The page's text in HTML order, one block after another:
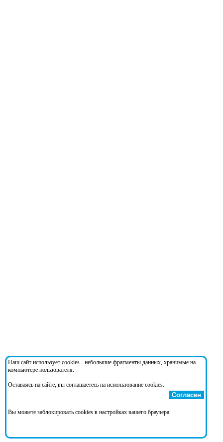
Наш сайт использует cookies - небольшие фрагменты данных, хранимые на
компьютере пользователя.
Оставаясь на сайте, вы соглашаетесь на использование cookies.
Согласен
Вы можете заблокировать cookies в настройках вашего браузера.